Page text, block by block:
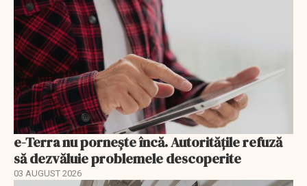
e-Terra nu pornește încă. Autoritățile refuză
să dezvăluie problemele descoperite
03 AUGUST 2026